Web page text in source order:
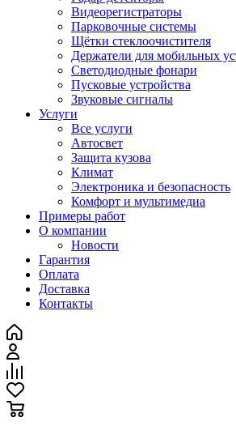
Видеорегистраторы
Парковочные системы
Щётки стеклоочистителя
Держатели для мобильных
Светодиодные фонари
Пусковые устройства
Звуковые сигналы
Услуги
Все услуги
Автосвет
Защита кузова
Климат
Электроника и безопасность
Комфорт и мультимедиа
Примеры работ
О компании
Новости
Гарантия
Оплата
Доставка
Контакты